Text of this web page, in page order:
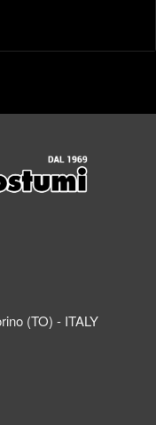
(TO) - ITALY